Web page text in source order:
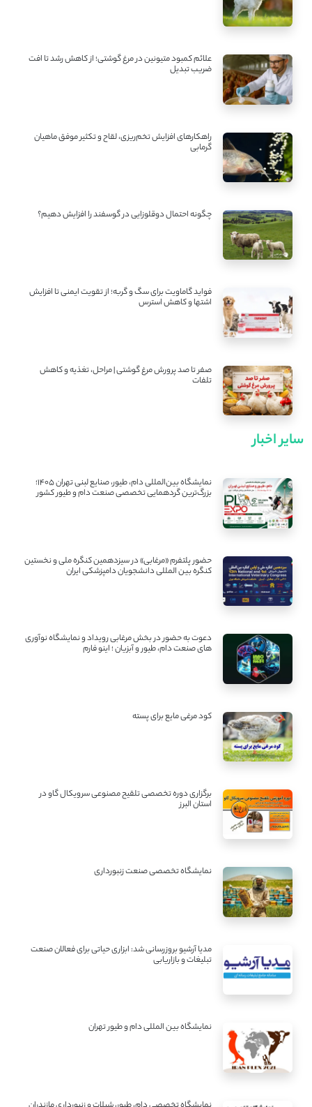
علائم کمبود متیونین در مرغ گوشتی؛ از کاهش رشد تا افت
ضریب تبدیل
راهکارهای افزایش تخم‌ریزی، لقاح و تکثیر موفق ماهیان
گرمابی
چگونه احتمال دوقلوزایی در گوسفند را افزایش دهیم؟
فواید گاماویت برای سگ و گربه؛ از تقویت ایمنی تا افزایش
اشتها و کاهش استرس
صفر تا صد پرورش مرغ گوشتی | مراحل، تغذیه و کاهش
تلفات
سایر اخبار
نمایشگاه بین‌المللی دام، طیور، صنایع لبنی تهران ۱۴۰۵؛
بزرگ‌ترین گردهمایی تخصصی صنعت دام و طیور کشور
حضور پلتفرم «مرغابی» در سیزدهمین کنگره ملی و نخستین
کنگره بین ‌المللی دانشجویان دامپزشکی ایران
دعوت به حضور در بخش مرغابی رویداد و نمایشگاه نوآوری
های صنعت دام، طیور و آبزیان ؛ اینو فارم
کود مرغی مایع برای پسته
برگزاری دوره تخصصی تلقیح مصنوعی سرویکال گاو در
استان البرز
نمایشگاه تخصصی صنعت زنبورداری
مدیا آرشیو بروزرسانی شد: ابزاری حیاتی برای فعالان صنعت
تبلیغات و بازاریابی
نمایشگاه بین المللی دام و طیور تهران